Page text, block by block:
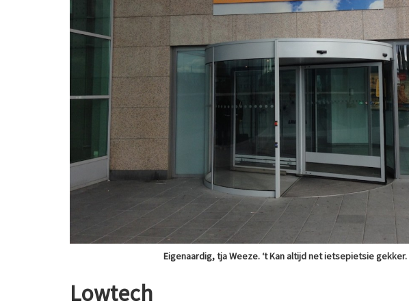
Eigenaardig, tja Weeze. ‘t Kan altijd net ietsepietsie
Lowtech